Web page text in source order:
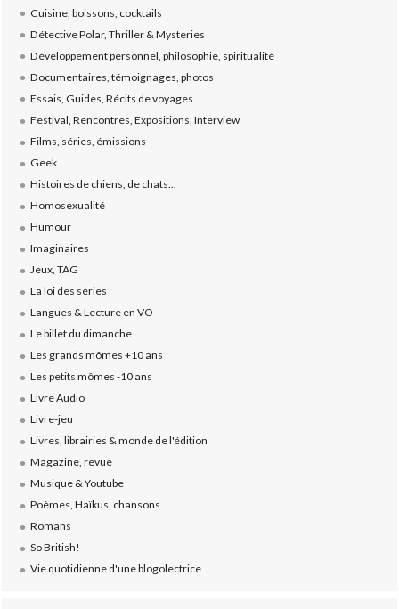
Cuisine, boissons, cocktails
Détective Polar, Thriller & Mysteries
Développement personnel, philosophie, spiritualité
Documentaires, témoignages, photos
Essais, Guides, Récits de voyages
Festival, Rencontres, Expositions, Interview
Films, séries, émissions
Geek
Histoires de chiens, de chats...
Homosexualité
Humour
Imaginaires
Jeux, TAG
La loi des séries
Langues & Lecture en VO
Le billet du dimanche
Les grands mômes +10 ans
Les petits mômes -10 ans
Livre Audio
Livre-jeu
Livres, librairies & monde de l'édition
Magazine, revue
Musique & Youtube
Poèmes, Haïkus, chansons
Romans
So British!
Vie quotidienne d'une blogolectrice